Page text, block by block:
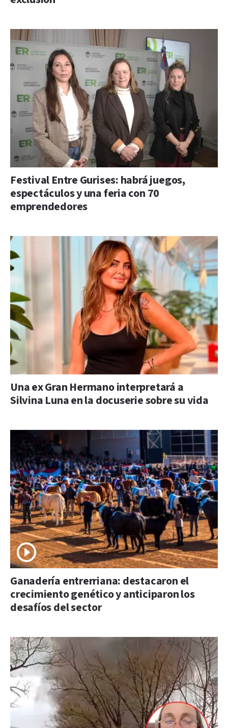
Festival Entre Gurises: habrá juegos,
espectáculos y una feria con 70
emprendedores
Una ex Gran Hermano interpretará a
Silvina Luna en la docuserie sobre su vida
Ganadería entrerriana: destacaron el
crecimiento genético y anticiparon los
desafíos del sector